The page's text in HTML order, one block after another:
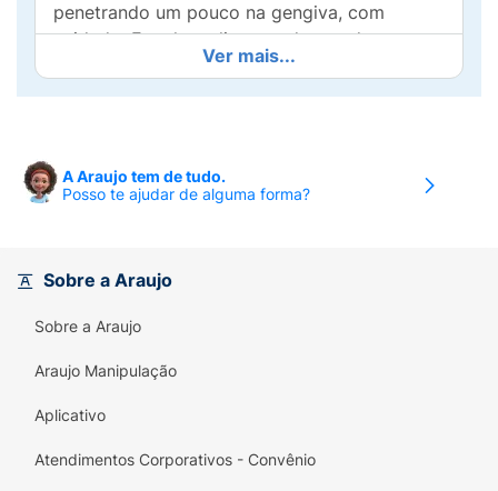
penetrando um pouco na gengiva, com
cuidado. Envolva e limpe todos os dentes.
Indicação:Uso adulto. A recomendação dos
deformação das cerdas.
Ver mais...
A Araujo tem de tudo.
Posso te ajudar de alguma forma?
Sobre a Araujo
Sobre a Araujo
Araujo Manipulação
Aplicativo
Atendimentos Corporativos - Convênio